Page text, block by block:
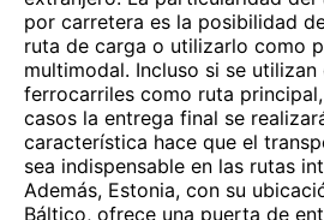
por carretera es la posibilidad
ruta de carga o utilizarlo como
multimodal. Incluso si se utilizan
ferrocarriles como ruta
casos la entrega final se
característica hace que el
sea indispensable en las rutas
Además, Estonia, con su
Báltico, ofrece una puerta de